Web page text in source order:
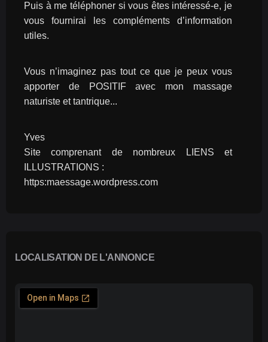
Puis à me téléphoner si vous êtes intéressé-e, je
vous fournirai les compléments d’information
utiles.
Vous n’imaginez pas tout ce que je peux vous
apporter de POSITIF avec mon massage
naturiste et tantrique...
Yves
Site comprenant de nombreux LIENS et
ILLUSTRATIONS :
https:maessage.wordpress.com
LOCALISATION DE L'ANNONCE